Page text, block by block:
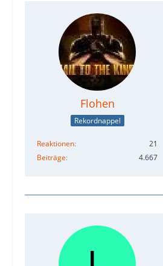
Flohen
Rekordnappel
Reaktionen
21
Beiträge
4.667